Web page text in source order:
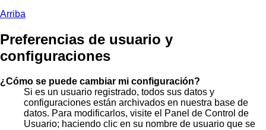
Arriba
Preferencias de usuario y
configuraciones
¿Cómo se puede cambiar mi configuración?
Si es un usuario registrado, todos sus datos y
configuraciones están archivados en nuestra base de
datos. Para modificarlos, visite el Panel de Control de
Usuario; haciendo clic en su nombre de usuario que se